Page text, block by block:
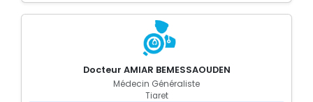
Docteur AMIAR BEMESSAOUDEN
Médecin Généraliste
Tiaret